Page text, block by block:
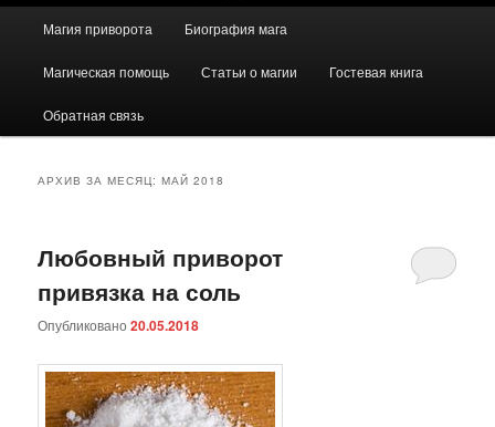
Магия приворота Биография мага
Магическая помощь Статьи о магии Гостевая книга
Обратная связь
АРХИВ ЗА МЕСЯЦ:МАЙ 2018
Любовный приворот
привязка на соль
Опубликовано20.05.2018